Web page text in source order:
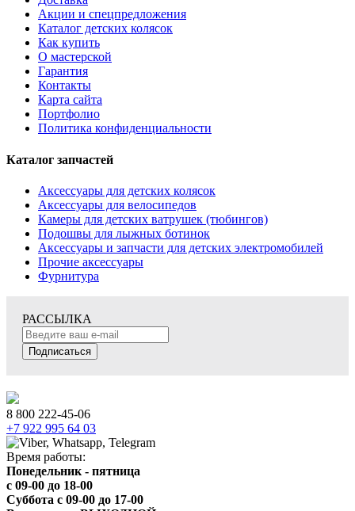
Акции и спецпредложения
Каталог детских колясок
Как купить
О мастерской
Гарантия
Контакты
Карта сайта
Портфолио
Политика конфиденциальности
Каталог запчастей
Аксессуары для детских колясок
Аксессуары для велосипедов
Камеры для детских ватрушек (тюбингов)
Подошвы для лыжных ботинок
Аксессуары и запчасти для детских электромобилей
Прочие аксессуары
Фурнитура
РАССЫЛКА
Подписаться
8 800 222-45-06
+7 922 995 64 03
Время работы:
Понедельник - пятница
c 09-00 до 18-00
Суббота с 09-00 до 17-00